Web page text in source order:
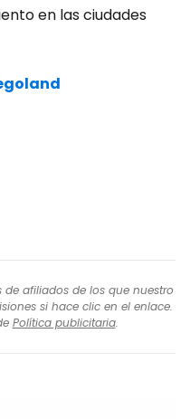
en las ciudades
de afiliados de los que nuestro
si hace clic en el enlace.
Política publicitaria.